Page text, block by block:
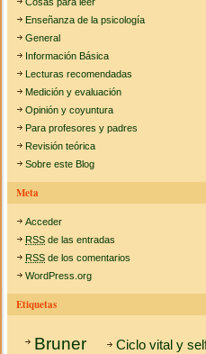
Enseñanza de la psicología
General
Información Básica
Lecturas recomendadas
Medición y evaluación
Opinión y coyuntura
Para profesores y padres
Revisión teórica
Sobre este Blog
Meta
Acceder
RSS de las entradas
RSS de los comentarios
WordPress.org
Etiquetas
Bruner Ciclo vital y